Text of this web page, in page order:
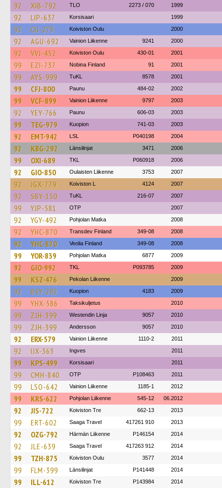
92 XIB-792 TLO 2273 / 070 1999
92 LIP-637 Korsisaari 1999
92 CIJ-273 Koiviston Oulu 2000
92 AGU-692 Vainion Liikenne 9241 2000
92 VVJ-452 Koiviston Oulu 430-01 2001
99 EZI-737 Nobina Finland 91 2001
99 AYS-999 TuKL 8578 2001
99 CFJ-800 Paunu 484-02 2002
99 VCF-899 Vainion Liikenne 9797 2003
92 YEY-766 Paunu 606-03 2003
99 TEG-979 Kuopion 741-03 2003
92 EMT-942 LSL P040198 2004
92 KBG-292 Länsilinjat 3471 2006
99 OXI-689 TKL P060918 2006
92 GIO-850 Oulaisten Liikenne 3753 2007
92 JGX-779 Koiviston L 4124 2007
92 SBY-150 TuKL 216-07 2007
99 YJP-581 OTP 2007
92 YGY-492 Pohjolan Matka 2008
92 YHC-870 Transdev Finland 349-08 2008
92 YHC-870 Veolia Finland 349-08 2008
99 YOR-839 Pohjolan Matka 6877 2009
92 GIO-992 TKL P093785 2009
99 KSZ-476 Pekolan Liikenne 2009
92 BSY-292 Kuopion 4183 2009
99 YHX-586 Taksikuljetus 2010
99 ZJH-399 Westendin Linja 9057 2010
99 ZJH-399 Andersson 9057 2010
92 ERX-579 Vainion Liikenne 1110-2 2011
92 IJX-363 Ingves 2011
99 KPS-499 Korsisaari 2011
99 CMH-840 OTP P108463 2011
99 LSO-642 Vainion Liikenne 1185-1 2012
99 KRS-622 Pohjolan Liikenne 545-12 06.2012
92 JIS-722 Koiviston Tre 662-13 2013
99 ERT-602 Saaga Travel 417261 910 2013
92 OZG-792 Härmän Liikenne P146154 2014
92 JLE-639 Saaga Travel 417263 912 2014
99 TZH-875 Koiviston Oulu 3577 2014
99 FLM-399 Länsilinjat P141448 2014
99 ILL-612 Koiviston Tre P143984 2014